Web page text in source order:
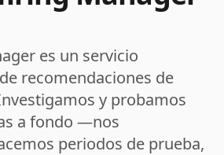
es un servicio
recomendaciones de
y probamos
a fondo —nos
periodos de prueba,